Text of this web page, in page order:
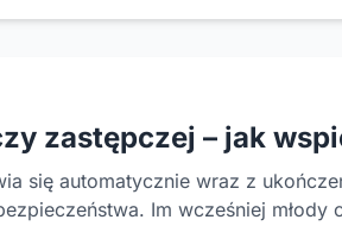
zastępczej – jak
się automatycznie wraz z
Im wcześniej